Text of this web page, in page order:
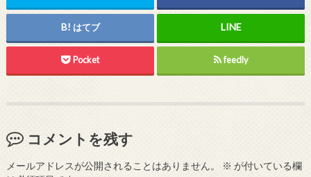
はてブ
Pocket feedly
コメントを残す
メールアドレスが公開されることはありません。 ※ が付いている欄